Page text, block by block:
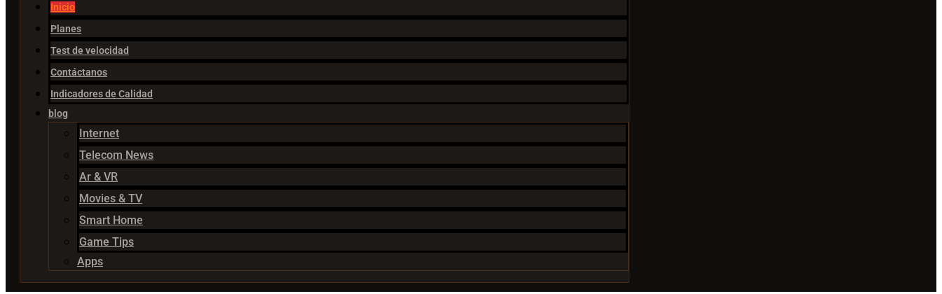
Inicio
Planes
Test de velocidad
Contáctanos
Indicadores de Calidad
blog
Internet
Telecom News
Ar & VR
Movies & TV
Smart Home
Game Tips
Apps